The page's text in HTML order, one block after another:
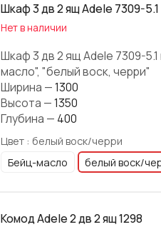
Шкаф 3 дв 2 ящ Adele 7309-5.1
Нет в наличии
Шкаф 3 дв 2 ящ Adele 7309-
масло", "белый воск, черри"
Ширина —1300
Высота —1350
Глубина — 400
Цвет : белый воск/черри
Бейц-масло
белый воск/
Комод Adele 2 дв 2 ящ 1298